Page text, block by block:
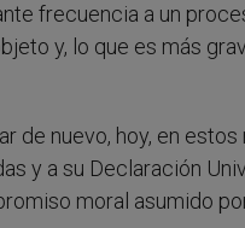
frecuencia a un
y, lo que es más
de nuevo, hoy, en
y a su Declaración
moral asumido